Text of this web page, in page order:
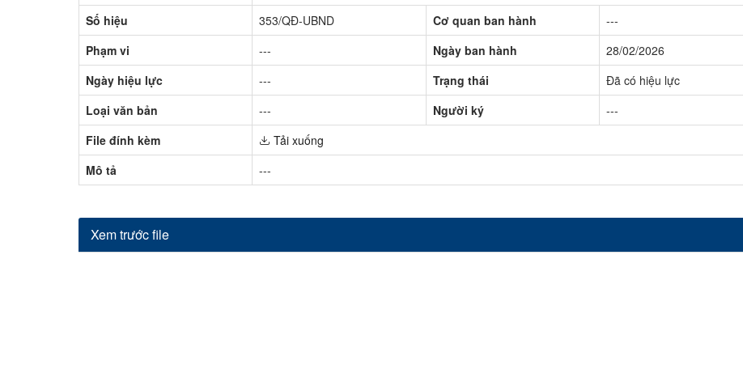
Số hiệu
353/QĐ-UBND Cơ quan ban hành
---
Phạm vi
--- Ngày ban hành
28/02/2026
Ngày hiệu lực
--- Trạng thái
Đã có hiệu lực
Loại văn bản
--- Người ký
---
File đính kèm
Tải xuống
Mô tả
---
Xem trước file